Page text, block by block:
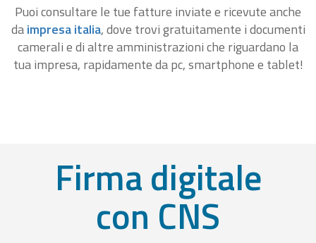
Puoi consultare le tue fatture inviate e ricevute anche
daimpresa italia, dove trovi gratuitamente i documenti
camerali e di altre amministrazioni che riguardano la
tua impresa, rapidamente da pc, smartphone e tablet!
Firma digitale
con CNS